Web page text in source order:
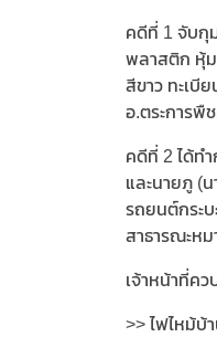
คดีที่ 1 จับกุ
พลาสติก หุ้ม
สีขาว ทะเบี
อ.ตระการพื
คดีที่ 2 ได้ท
และนายภู (
รถยนต์กระ
สาธารณะห
เจ้าหน้าที่ค
>> ไฟไหม้บ้